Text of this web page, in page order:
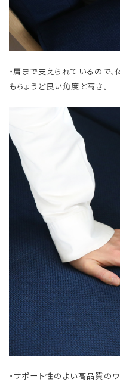
・肩まで支えられているので
もちょうど良い角度と高さ。
・サポート性のよい高品質の